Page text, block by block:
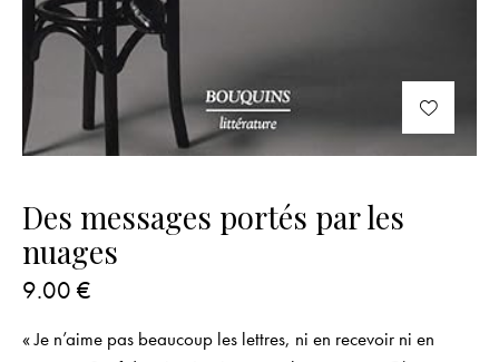
Des messages portés par les
nuages
9.00 €
« Je n’aime pas beaucoup les lettres, ni en recevoir ni en